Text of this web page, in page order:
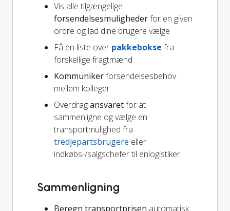
Vis alle tilgængelige
forsendelsesmulighederfor en given
ordre og lad dine brugere vælge
Få en liste over pakkebokse fra
forskellige fragtmænd
Kommunikerforsendelsesbehov
mellem kolleger
Overdragansvaretfor at
sammenligne og vælge en
transportmulighed fra
tredjepartsbrugere eller
indkøbs-/salgschefer til enlogistiker
Sammenligning
Beregn transportprisen automatisk